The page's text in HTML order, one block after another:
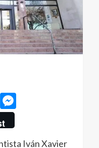
Messenger
Iván Xavier